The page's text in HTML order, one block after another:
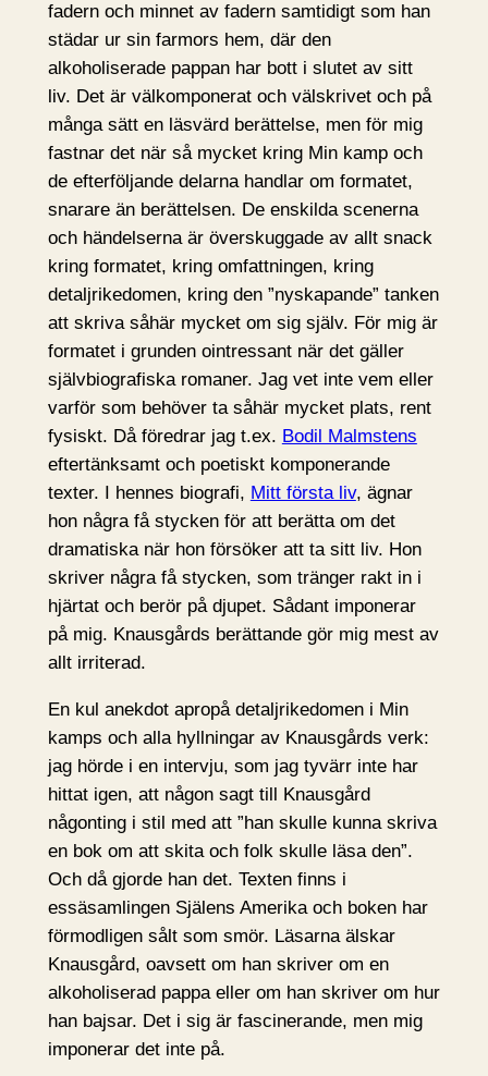
fadern och minnet av fadern samtidigt som han
städar ur sin farmors hem, där den
alkoholiserade pappan har bott i slutet av sitt
liv. Det är välkomponerat och välskrivet och på
många sätt en läsvärd berättelse, men för mig
fastnar det när så mycket kring Min kamp och
de efterföljande delarna handlar om formatet,
snarare än berättelsen. De enskilda scenerna
och händelserna är överskuggade av allt snack
kring formatet, kring omfattningen, kring
detaljrikedomen, kring den ”nyskapande” tanken
att skriva såhär mycket om sig själv. För mig är
formatet i grunden ointressant när det gäller
självbiografiska romaner. Jag vet inte vem eller
varför som behöver ta såhär mycket plats, rent
fysiskt. Då föredrar jag t.ex. Bodil Malmstens
eftertänksamt och poetiskt komponerande
texter. I hennes biografi, Mitt första liv, ägnar
hon några få stycken för att berätta om det
dramatiska när hon försöker att ta sitt liv. Hon
skriver några få stycken, som tränger rakt in i
hjärtat och berör på djupet. Sådant imponerar
på mig. Knausgårds berättande gör mig mest av
allt irriterad.
En kul anekdot apropå detaljrikedomen i Min
kamps och alla hyllningar av Knausgårds verk:
jag hörde i en intervju, som jag tyvärr inte har
hittat igen, att någon sagt till Knausgård
någonting i stil med att ”han skulle kunna skriva
en bok om att skita och folk skulle läsa den”.
Och då gjorde han det. Texten finns i
essäsamlingen Själens Amerika och boken har
förmodligen sålt som smör. Läsarna älskar
Knausgård, oavsett om han skriver om en
alkoholiserad pappa eller om han skriver om hur
han bajsar. Det i sig är fascinerande, men mig
imponerar det inte på.